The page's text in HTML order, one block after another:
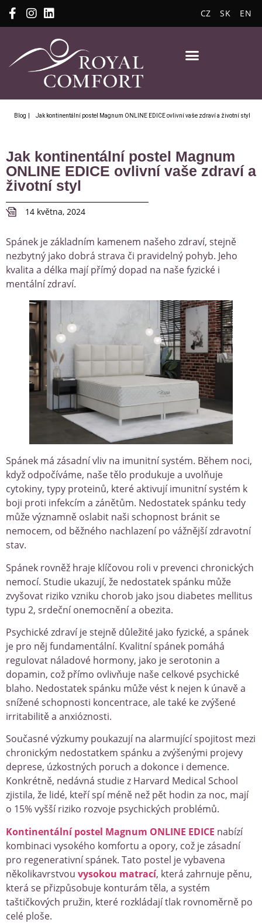
CZ SK EN
Blog | Jak kontinentální postel Magnum ONLINE EDICE ovlivní vaše zdraví a životní styl
Jak kontinentální postel Magnum
ONLINE EDICE ovlivní vaše zdraví a
životní styl
14 května, 2024
Spánek je základním kamenem našeho zdraví, stejně
nezbytný jako dobrá strava či pravidelný pohyb. Jeho
kvalita a délka mají přímý dopad na naše fyzické i
mentální zdraví.
Spánek má zásadní vliv na imunitní systém. Během noci,
když odpočíváme, naše tělo produkuje a uvolňuje
cytokiny, typy proteinů, které aktivují imunitní systém k
boji proti infekcím a zánětům. Nedostatek spánku tedy
může významně oslabit naši schopnost bránit se
nemocem, od běžného nachlazení po vážnější zdravotní
stav.
Spánek rovněž hraje klíčovou roli v prevenci chronických
nemocí. Studie ukazují, že nedostatek spánku může
zvyšovat riziko vzniku chorob jako jsou diabetes mellitus
typu 2, srdeční onemocnění a obezita.
Psychické zdraví je stejně důležité jako fyzické, a spánek
je pro něj fundamentální. Kvalitní spánek pomáhá
regulovat náladové hormony, jako je serotonin a
dopamin, což přímo ovlivňuje naše celkové psychické
blaho. Nedostatek spánku může vést k nejen k únavě a
snížené schopnosti koncentrace, ale také ke zvýšené
irritabilitě a anxióznosti.
Současné výzkumy poukazují na alarmující spojitost mezi
chronickým nedostatkem spánku a zvýšenými projevy
deprese, úzkostných poruch a dokonce i demence.
Konkrétně, nedávná studie z Harvard Medical School
zjistila, že lidé, kteří spí méně než pět hodin za noc, mají
o 15% vyšší riziko rozvoje psychických problémů.
Kontinentální postel Magnum ONLINE EDICE nabízí
kombinaci vysokého komfortu a opory, což je zásadní
pro regenerativní spánek. Tato postel je vybavena
několikavrstvou vysokou matrací, která zahrnuje pěnu,
která se přizpůsobuje konturám těla, a systém
taštičkových pružin, které rozkládají tlak rovnoměrně po
celé ploše.